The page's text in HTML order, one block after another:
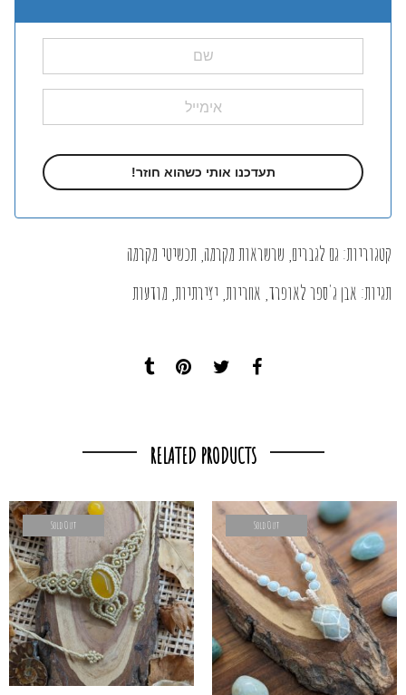
קטגוריות: גם לגברים שרשראות מקרמה תכשיטי מקרמה
תגיות: אבן ג'ספר לאופרד אחריות יצירתיות מודעות
RELATED PRODUCTS
Sold Out
Sold Out